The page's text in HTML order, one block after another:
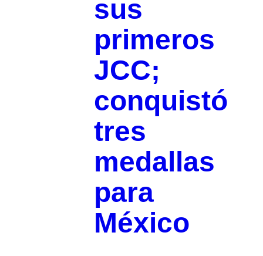
sus
primeros
JCC;
conquistó
tres
medallas
para
México